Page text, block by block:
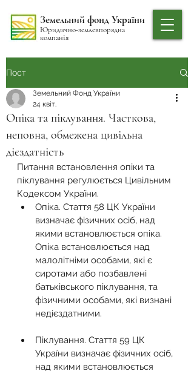
Земельний фонд України
Юридично-землевпорядна
компанія
Пост
Опіка та піклування. Часткова,
неповна, обмежена цивільна
дієздатність
Земельний Фонд України
24 квіт.
Питання встановлення опіки та
піклування регулюється Цивільним
Кодексом України.
Опіка. Стаття 58 ЦК України
визначає фізичних осіб, над
якими встановлюється опіка.
Опіка встановлюється над
малолітніми особами, які є
сиротами або позбавлені
батьківського піклування, та
фізичними особами, які визнані
недієздатними.
Піклування. Стаття 59 ЦК
України визначає фізичних осіб,
над якими встановлюється